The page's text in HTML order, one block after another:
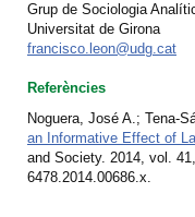
Grup de Sociologia
Universitat de Girona
francisco.leon@udg.cat
Referències
Noguera, José A.; Tena-
an Informative Effect of
and Society. 2014, vol.
6478.2014.00686.x.